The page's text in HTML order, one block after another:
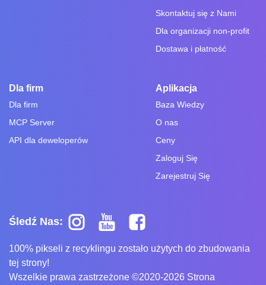
Skontaktuj się z Nami
Dla organizacji non-profit
Dostawa i płatność
Dla firm
Dla firm
MCP Server
API dla deweloperów
Aplikacja
Baza Wiedzy
O nas
Ceny
Zaloguj Się
Zarejestruj Się
Śledź Nas:
100% pikseli z recyklingu zostało użytych do zbudowania
tej strony!
Wszelkie prawa zastrzeżone ©2020-2026 Strona